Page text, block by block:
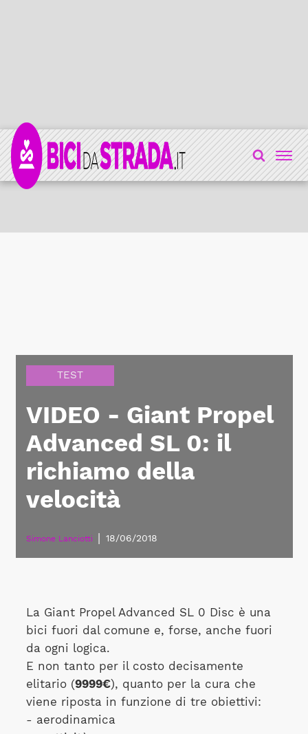
TEST
VIDEO - Giant Propel
Advanced SL 0: il
richiamo della
velocità
Simone Lanciotti 18/06/2018
La Giant Propel Advanced SL 0 Disc è una
bici fuori dal comune e, forse, anche fuori
da ogni logica.
E non tanto per il costo decisamente
elitario (9999€), quanto per la cura che
viene riposta in funzione di tre obiettivi:
- aerodinamica